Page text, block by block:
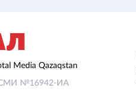
Media Qazaqstan
СМИ №16942-ИА